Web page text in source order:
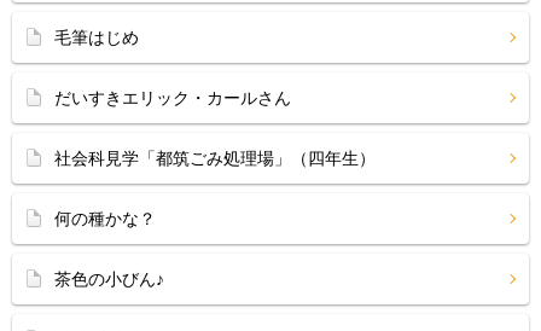
毛筆はじめ
だいすきエリック・カールさん
社会科見学「都筑ごみ処理場」（四年生）
何の種かな？
茶色の小びん♪